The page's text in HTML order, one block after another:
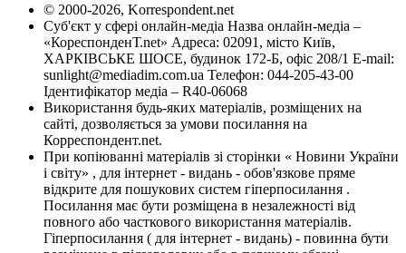
© 2000-2026, Korrespondent.net
Суб'єкт у сфері онлайн-медіа Назва онлайн-медіа –
«КореспонденТ.net» Адреса: 02091, місто Київ,
ХАРКІВСЬКЕ ШОСЕ, будинок 172-Б, офіс 208/1 E-mail:
sunlight@mediadim.com.ua Телефон: 044-205-43-00
Ідентифікатор медіа – R40-06068
Використання будь-яких матеріалів, розміщених на
сайті, дозволяється за умови посилання на
Корреспондент.net.
При копіюванні матеріалів зі сторінки « Новини України
і світу» , для інтернет - видань - обов'язкове пряме
відкрите для пошукових систем гіперпосилання .
Посилання має бути розміщена в незалежності від
повного або часткового використання матеріалів.
Гіперпосилання ( для інтернет - видань) - повинна бути